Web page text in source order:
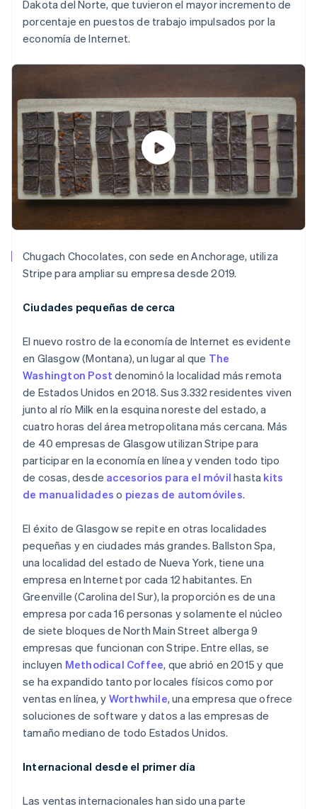
Dakota del Norte, que tuvieron el mayor incremento de
porcentaje en puestos de trabajo impulsados por la
economía de Internet.
Chugach Chocolates, con sede en Anchorage, utiliza
Stripe para ampliar su empresa desde 2019.
Ciudades pequeñas de cerca
El nuevo rostro de la economía de Internet es evidente
en Glasgow (Montana), un lugar al que The
Washington Post denominó la localidad más remota
de Estados Unidos en 2018. Sus 3.332 residentes viven
junto al río Milk en la esquina noreste del estado, a
cuatro horas del área metropolitana más cercana. Más
de 40 empresas de Glasgow utilizan Stripe para
participar en la economía en línea y venden todo tipo
de cosas, desde accesorios para el móvil hasta kits
de manualidades o piezas de automóviles.
El éxito de Glasgow se repite en otras localidades
pequeñas y en ciudades más grandes. Ballston Spa,
una localidad del estado de Nueva York, tiene una
empresa en Internet por cada 12 habitantes. En
Greenville (Carolina del Sur), la proporción es de una
empresa por cada 16 personas y solamente el núcleo
de siete bloques de North Main Street alberga 9
empresas que funcionan con Stripe. Entre ellas, se
incluyen Methodical Coffee, que abrió en 2015 y que
se ha expandido tanto por locales físicos como por
ventas en línea, y Worthwhile, una empresa que ofrece
soluciones de software y datos a las empresas de
tamaño mediano de todo Estados Unidos.
Internacional desde el primer día
Las ventas internacionales han sido una parte